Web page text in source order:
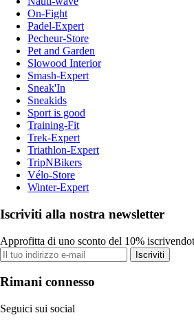
On-Fight
Padel-Expert
Pecheur-Store
Pet and Garden
Slowood Interior
Smash-Expert
Sneak'In
Sneakids
Sport is good
Training-Fit
Trek-Expert
Triathlon-Expert
TripNBikers
Vélo-Store
Winter-Expert
Iscriviti alla nostra newsletter
Approfitta di uno sconto del 10%
Iscriviti
Rimani connesso
Seguici sui social